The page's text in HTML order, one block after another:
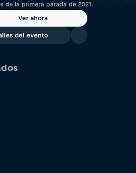
de la primera parada de 2021.
Ver ahora
del evento